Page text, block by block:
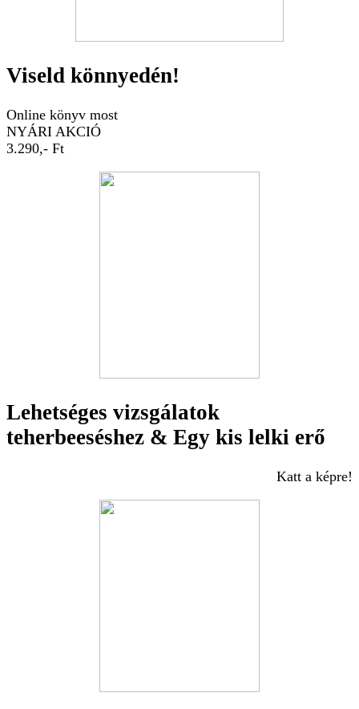
Viseld könnyedén!
Online könyv most
NYÁRI AKCIÓ
3.290,- Ft
Lehetséges vizsgálatok
teherbeeséshez & Egy kis lelki erő
Katt a képre!